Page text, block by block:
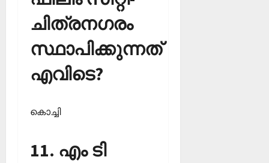
ചിത്രനഗരം
സ്ഥാപിക്കുന്നത്
എവിടെ?
കൊച്ചി
11. എം ടി